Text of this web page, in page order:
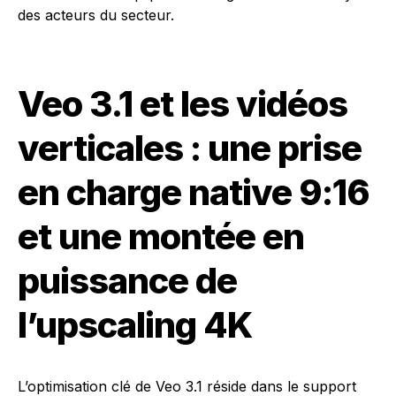
des acteurs du secteur.
Veo 3.1 et les vidéos
verticales : une prise
en charge native 9:16
et une montée en
puissance de
l’upscaling 4K
L’optimisation clé de Veo 3.1 réside dans le support